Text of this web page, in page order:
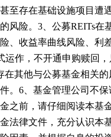
至存在基础设施项目遭
风险。3、公募REITs
、收益率曲线风险、利
运作，不开通申购赎回
在其他与公募基金相关
。6、基金管理公司不
之前，请仔细阅读本基
法律文件，充分认识本